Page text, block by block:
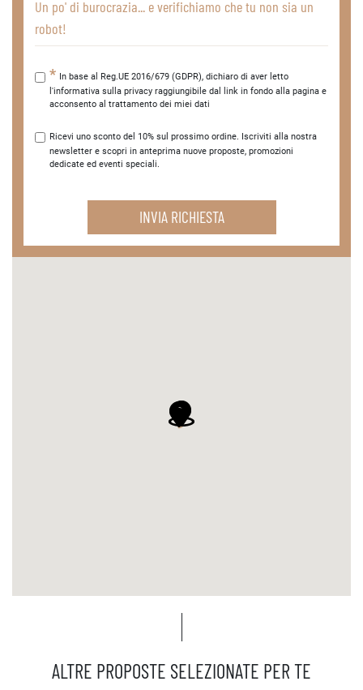
Un po' di burocrazia... e verifichiamo che tu non sia un
robot!
In base al Reg.UE 2016/679 (GDPR), dichiaro di aver letto
l'informativa sulla privacy raggiungibile dal link in fondo alla pagina e
acconsento al trattamento dei miei dati
Ricevi uno sconto del 10% sul prossimo ordine. Iscriviti alla nostra
newsletter e scopri in anteprima nuove proposte, promozioni
dedicate ed eventi speciali.
INVIA RICHIESTA
ALTRE PROPOSTE SELEZIONATE PER TE